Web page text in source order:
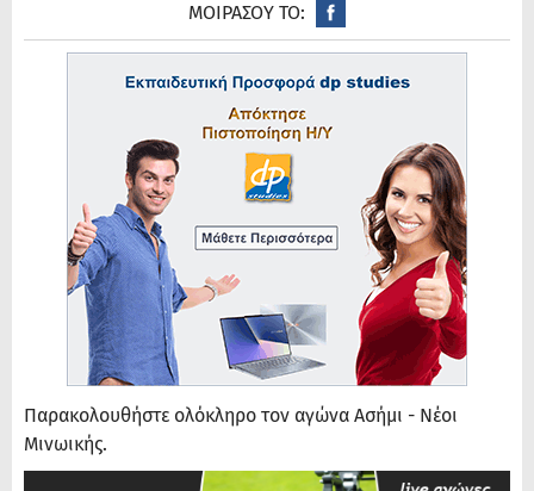
ΜΟΙΡΑΣΟΥ ΤΟ:
Παρακολουθήστε ολόκληρο τον αγώνα Ασήμι - Νέοι
Μινωικής.